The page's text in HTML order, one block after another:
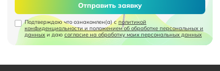
Подтверждаю что ознакомлен(а) сполитикой
конфиденциальности и положением об обработке персональных и
данных и даю согласие на обработку моих персональных данных
Отправить заявку